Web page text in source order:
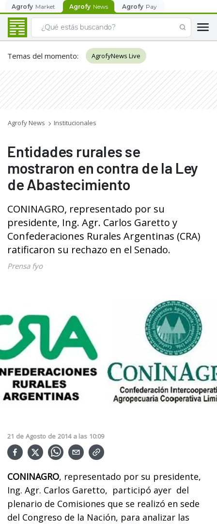
Agrofy Market Agrofy News Agrofy Pay
Temas del momento: AgrofyNews Live
Agrofy News Institucionales
Entidades rurales se
mostraron en contra de la Ley
de Abastecimiento
CONINAGRO, representado por su
presidente, Ing. Agr. Carlos Garetto y
Confederaciones Rurales Argentinas (CRA)
ratificaron su rechazo en el Senado.
Prensa fyo
21 de Agosto de 2014 a las 10:09
CONINAGRO, representado por su presidente,
Ing. Agr. Carlos Garetto, participó ayer del
plenario de Comisiones que se realizó en sede
del Congreso de la Nación, para analizar las